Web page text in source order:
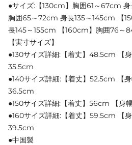
●サイズ:【130cm】胸囲61～67cm 身
胸囲65～72cm 身長135～145cm 【
長145～155cm 【160cm】胸囲76～
【実寸サイズ】
●130サイズ詳細:【着丈】48.5cm 【
35.5cm
●140サイズ詳細:【着丈】52.5cm 【
36.5cm
●150サイズ詳細:【着丈】56cm 【身
●160サイズ詳細:【着丈】59.5cm 【
39.5cm
●中国製